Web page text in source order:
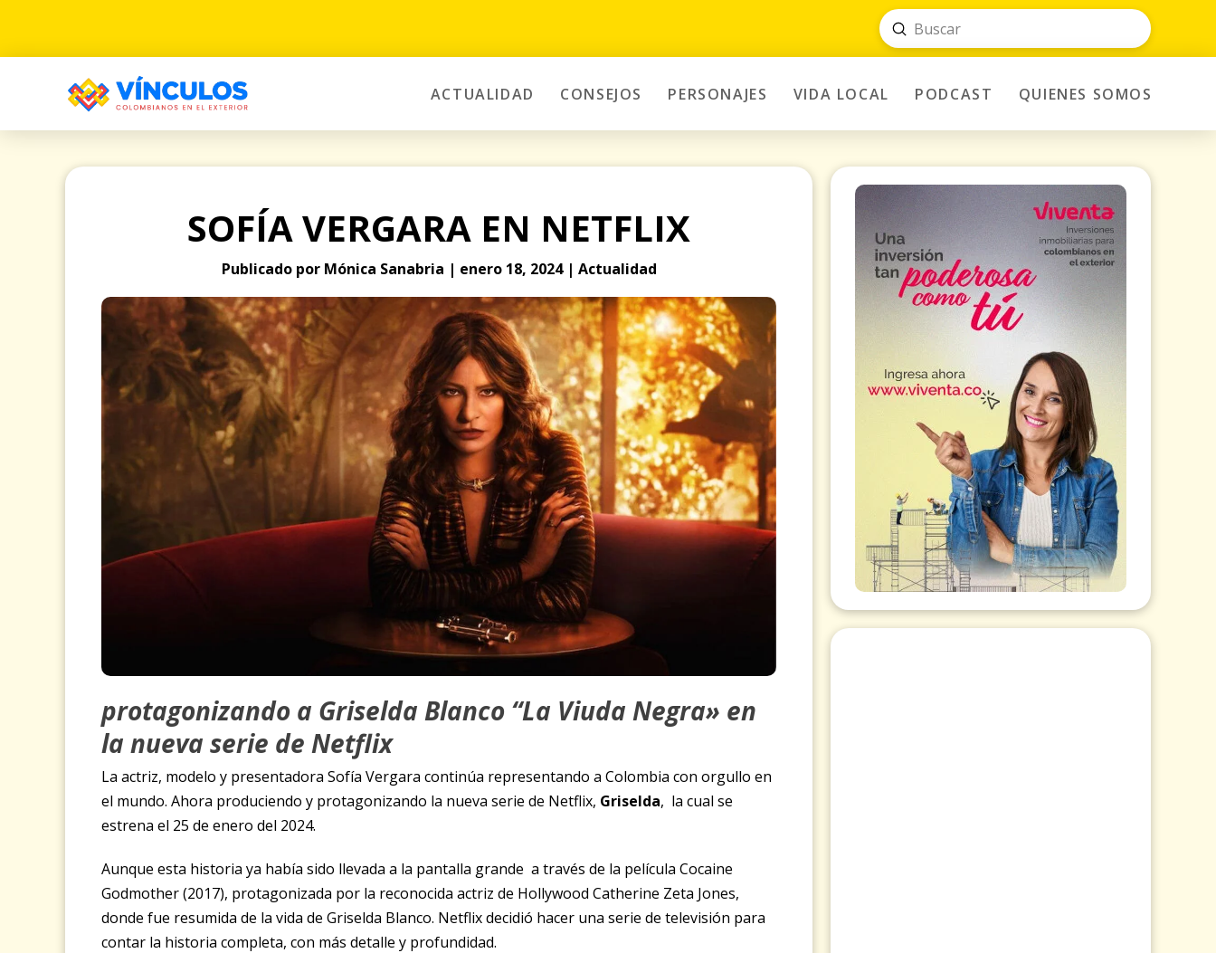
Search
Submit
ACTUALIDAD CONSEJOS PERSONAJES VIDA LOCAL PODCAST QUIENES SOMOS
SOFÍA VERGARA EN NETFLIX
Publicado por Mónica Sanabria | enero 18, 2024 | Actualidad
protagonizando a Griselda Blanco “La Viuda Negra» en
la nueva serie de Netflix
La actriz, modelo y presentadora Sofía Vergara continúa representando a Colombia con orgullo en
el mundo. Ahora produciendo y protagonizando la nueva serie de Netflix, Griselda, la cual se
estrena el 25 de enero del 2024.
Aunque esta historia ya había sido llevada a la pantalla grande a través de la película Cocaine
Godmother (2017), protagonizada por la reconocida actriz de Hollywood Catherine Zeta Jones,​
donde fue resumida de la vida de Griselda Blanco. Netflix decidió hacer una serie de televisión para
contar la historia completa, con más detalle y profundidad.